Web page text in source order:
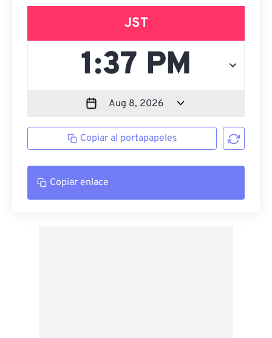
JST
Copiar al portapapeles
Copiar enlace